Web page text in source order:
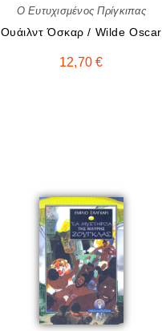
Ο Ευτυχισμένος Πρίγκιπας
Ουάιλντ Όσκαρ / Wilde Oscar
12,70€